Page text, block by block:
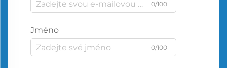
0/100
Jméno
0/100